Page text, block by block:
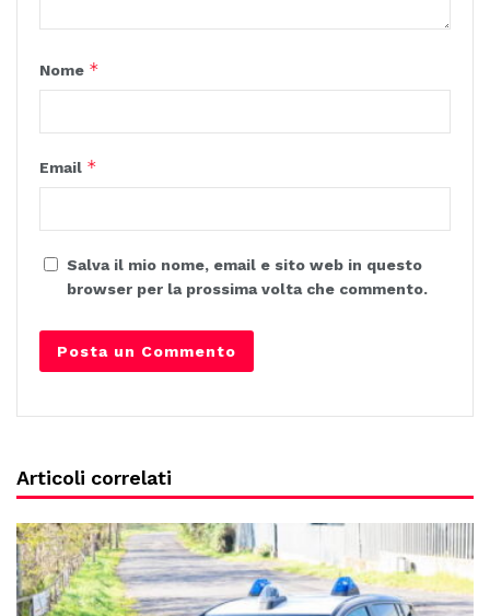
Nome *
Email *
Salva il mio nome, email e sito web in questo
browser per la prossima volta che commento.
Articoli correlati